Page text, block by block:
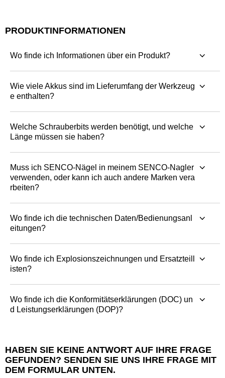
PRODUKTINFORMATIONEN
Wo finde ich Informationen über ein Produkt?
Wie viele Akkus sind im Lieferumfang der Werkzeug
e enthalten?
Welche Schrauberbits werden benötigt, und welche
Länge müssen sie haben?
Muss ich SENCO-Nägel in meinem SENCO-Nagler
verwenden, oder kann ich auch andere Marken vera
rbeiten?
Wo finde ich die technischen Daten/Bedienungsanl
eitungen?
Wo finde ich Explosionszeichnungen und Ersatzteill
isten?
Wo finde ich die Konformitätserklärungen (DOC) un
d Leistungserklärungen (DOP)?
HABEN SIE KEINE ANTWORT AUF IHRE FRAGE
GEFUNDEN? SENDEN SIE UNS IHRE FRAGE MIT
DEM FORMULAR UNTEN.